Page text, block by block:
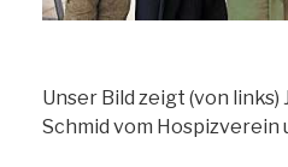
Unser Bild zeigt (von
Schmid vom Hospizverein